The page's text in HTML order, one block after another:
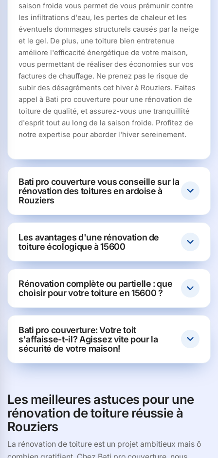
saison froide vous permet de vous prémunir contre
les infiltrations d'eau, les pertes de chaleur et les
éventuels dommages structurels causés par la neige
et le gel. De plus, une toiture bien entretenue
améliore l'efficacité énergétique de votre maison,
vous permettant de réaliser des économies sur vos
factures de chauffage. Ne prenez pas le risque de
subir des désagréments cet hiver à Rouziers. Faites
appel à Bati pro couverture pour une rénovation de
toiture de qualité, et assurez-vous une tranquillité
d'esprit tout au long de la saison froide. Profitez de
notre expertise pour aborder l'hiver sereinement.
Bati pro couverture vous conseille sur la
rénovation des toitures en ardoise à
Rouziers
Les avantages d'une rénovation de
toiture écologique à 15600
Rénovation complète ou partielle : que
choisir pour votre toiture en 15600 ?
Bati pro couverture: Votre toit
s'affaisse-t-il? Agissez vite pour la
sécurité de votre maison!
Les meilleures astuces pour une
rénovation de toiture réussie à
Rouziers
La rénovation de toiture est un projet ambitieux mais ô